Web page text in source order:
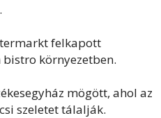
felkapott
környezetben.
mögött, ahol az
szeletet tálalják.